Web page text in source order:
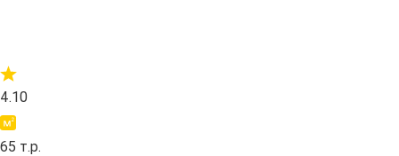
4.10
65 т.р.